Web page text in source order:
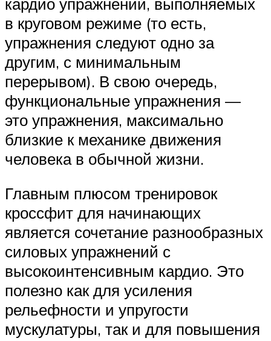
в круговом режиме (то есть,
упражнения следуют одно за
другим, с минимальным
перерывом). В свою очередь,
функциональные упражнения —
это упражнения, максимально
близкие к механике движения
человека в обычной жизни.
Главным плюсом тренировок
кроссфит для начинающих
является сочетание разнообразных
силовых упражнений с
высокоинтенсивным кардио. Это
полезно как для усиления
рельефности и упругости
мускулатуры, так и для повышения